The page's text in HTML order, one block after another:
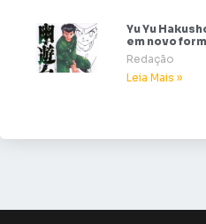
Yu Yu
em novo
Redação
Leia Mais »